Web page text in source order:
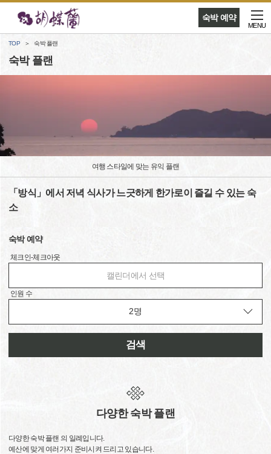
숙박 예약
MENU
TOP 숙박 플랜
숙박 플랜
여행 스타일에 맞는 유익 플랜
「방식」에서 저녁 식사가 느긋하게 한가로이 즐길 수 있는 숙
소
숙박 예약
체크인-체크아웃
캘린더에서 선택
인원 수
검색
다양한 숙박 플랜
다양한 숙박 플랜 의 일례입니다.
예산에 맞게 여러가지 준비시켜 드리고 있습니다.